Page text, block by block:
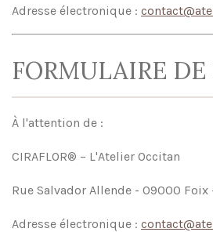
Adresse électronique :
FORMULAIRE
À l'attention de :
CIRAFLOR® – L'Atelier Occitan
Rue Salvador Allende - 09000 Foix
Adresse électronique :